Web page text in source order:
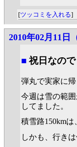
[ツッコミを入れる]
2010年02月11日
■祝日なので
弾丸で実家に帰
今週は雪の範
してました。
積雪路150kmは
しかも、行き